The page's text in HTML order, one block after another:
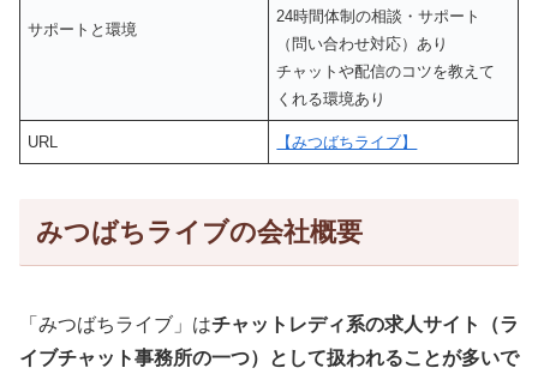
サポートと環境
24時間体制の相談・サポート
（問い合わせ対応）あり
チャットや配信のコツを教えて
くれる環境あり
URL 【みつばちライブ】
みつばちライブの会社概要
「みつばちライブ」はチャットレディ系の求人サイト（ラ
イブチャット事務所の一つ）
として扱われることが多いで